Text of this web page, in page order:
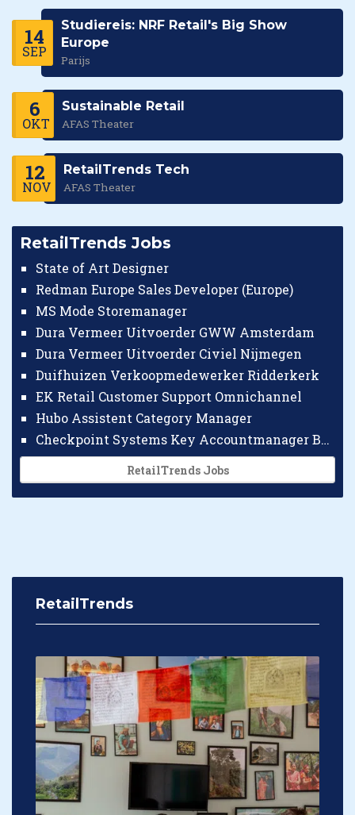
14
SEP
Studiereis: NRF Retail's Big Show
Europe
Parijs
6
OKT
Sustainable Retail
AFAS Theater
12
NOV
RetailTrends Tech
AFAS Theater
RetailTrends Jobs
State of Art Designer
Redman Europe Sales Developer (Europe)
MS Mode Storemanager
Dura Vermeer Uitvoerder GWW Amsterdam
Dura Vermeer Uitvoerder Civiel Nijmegen
Duifhuizen Verkoopmedewerker Ridderkerk
EK Retail Customer Support Omnichannel
Hubo Assistent Category Manager
Checkpoint Systems Key Accountmanager Benelux
RetailTrends Jobs
RetailTrends